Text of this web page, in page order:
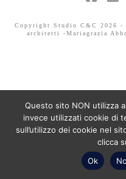
Copyright Studio C&C 2026 -
architetti -Mariagrazia
Questo sito NON utilizza
invece utilizzati cookie di
sull’utilizzo dei cookie nel
clicca
Ok
No